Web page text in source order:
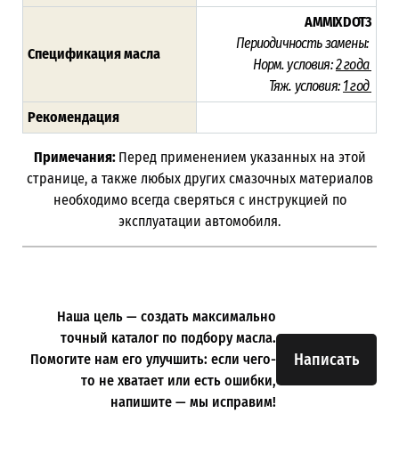
Спецификация масла
AMMIX DOT3
Периодичность замены:
Норм. условия:2 года
Тяж. условия: 1 год
Рекомендация
Примечания: Перед применением указанных на этой
странице, а также любых других смазочных материалов
необходимо всегда сверяться с инструкцией по
эксплуатации автомобиля.
Написать
Наша цель — создать максимально
точный каталог по подбору масла.
Помогите нам его улучшить: если чего-
то не хватает или есть ошибки,
напишите — мы исправим!